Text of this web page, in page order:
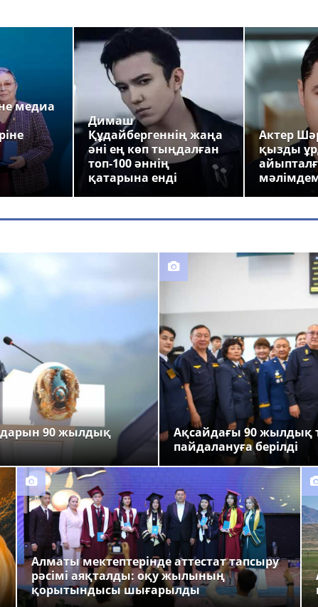
медиа
Димаш
Құдайбергеннің жаңа
әні ең көп тыңдалған
топ-100 әннің
қатарына енді
Актер
қызды
90 жылдық
Ақсайдағы 90 жылдық
пайдалануға берілді
Алматы мектептерінде аттестат тапсыру
рәсімі аяқталды: оқу жылының
қорытындысы шығарылды